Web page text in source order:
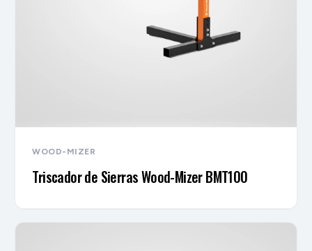
WOOD-MIZER
Triscador de Sierras Wood-Mizer BMT100